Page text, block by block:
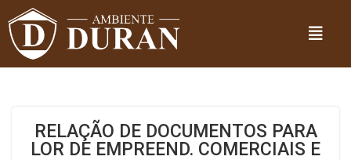
RELAÇÃO DE DOCUMENTOS PARA
LOR DE EMPREEND. COMERCIAIS E